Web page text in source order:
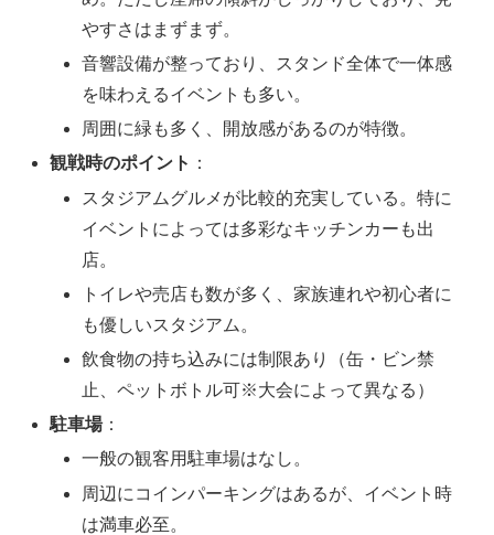
やすさはまずまず。
音響設備が整っており、スタンド全体で一体感
を味わえるイベントも多い。
周囲に緑も多く、開放感があるのが特徴。
観戦時のポイント ：
スタジアムグルメが比較的充実している。特に
イベントによっては多彩なキッチンカーも出
店。
トイレや売店も数が多く、家族連れや初心者に
も優しいスタジアム。
飲食物の持ち込みには制限あり（缶・ビン禁
止、ペットボトル可※大会によって異なる）
駐車場：
一般の観客用駐車場はなし。
周辺にコインパーキングはあるが、イベント時
は満車必至。